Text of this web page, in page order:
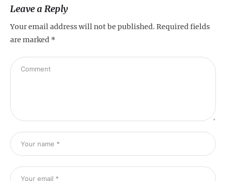
Leave a Reply
Your email address will not be published. Required fields
are marked *